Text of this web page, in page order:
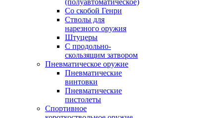
(полуавтоматическое)
Со скобой Генри
Стволы для
нарезного оружия
Штуцеры
С продольно-
скользящим затвором
Пневматическое оружие
Пневматические
винтовки
Пневматические
пистолеты
Спортивное